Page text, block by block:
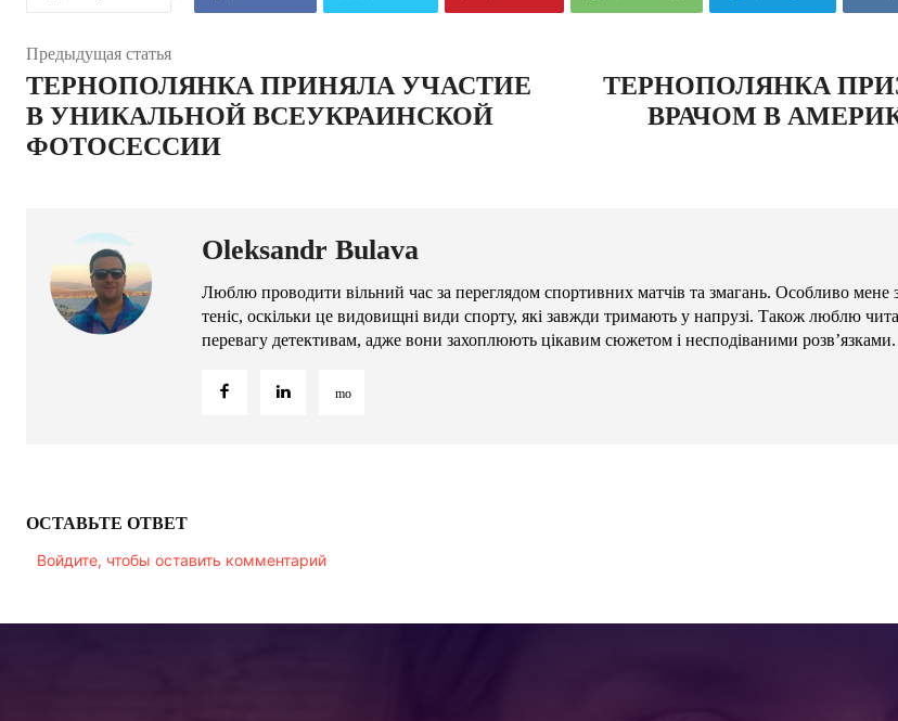
Предыдущая статья
ТЕРНОПОЛЯНКА ПРИНЯЛА УЧАСТИЕ
В УНИКАЛЬНОЙ ВСЕУКРАИНСКОЙ
ФОТОСЕССИИ
ТЕРНОПОЛЯНКА
ВРАЧОМ В
Oleksandr Bulava
Люблю проводити вільний час за переглядом спортивних матчів та змагань. Особливо мене
теніс, оскільки це видовищні види спорту, які завжди тримають у напрузі. Також люблю
перевагу детективам, адже вони захоплюють цікавим сюжетом і несподіваними розв’язками.
ОСТАВЬТЕ ОТВЕТ
Войдите, чтобы оставить комментарий